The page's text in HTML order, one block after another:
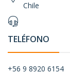
Chile
TELÉFONO
+56 9 8920 6154